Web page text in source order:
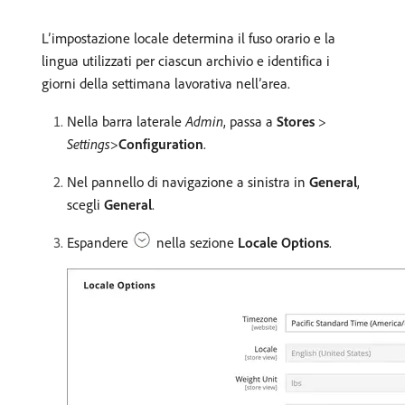
L’impostazione locale determina il fuso orario e la
lingua utilizzati per ciascun archivio e identifica i
giorni della settimana lavorativa nell’area.
Nella barra lateraleAdmin, passa a Stores >
Settings>Configuration.
Nel pannello di navigazione a sinistra in General,
scegli General.
Espandere nella sezione Locale Options.